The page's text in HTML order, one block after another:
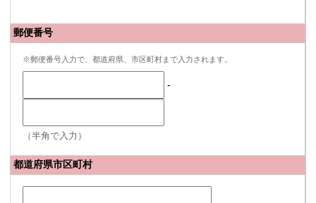
郵便番号
※郵便番号入力で、都道府県、市区町村まで入力されます。
-
（半角で入力）
都道府県市区町村